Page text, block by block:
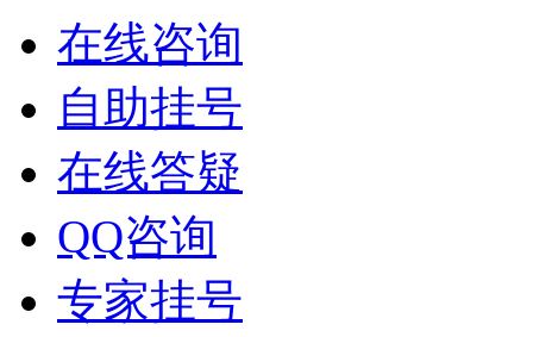
在线咨询
自助挂号
在线答疑
QQ咨询
专家挂号